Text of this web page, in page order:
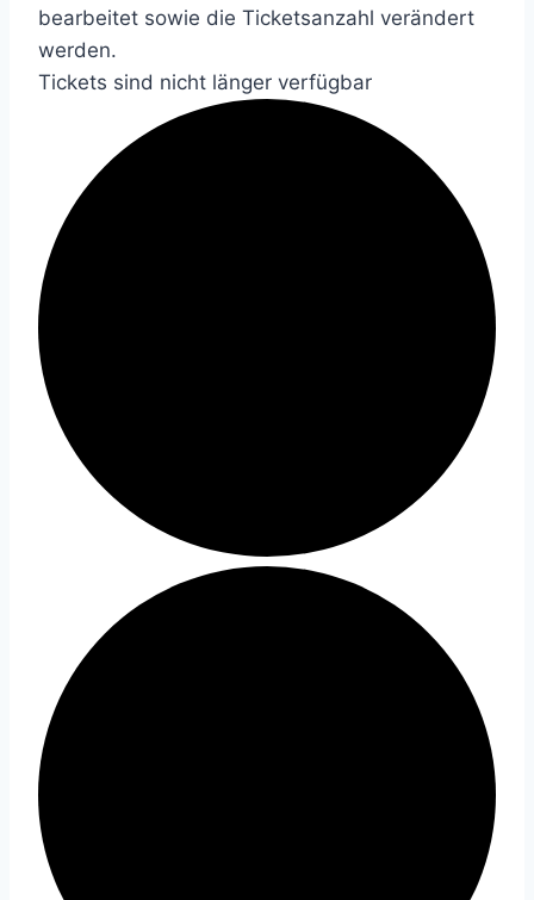
bearbeitet sowie die Ticketsanzahl verändert
werden.
Tickets sind nicht länger verfügbar